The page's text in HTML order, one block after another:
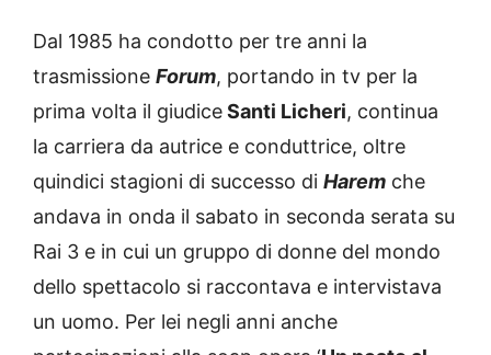
Dal 1985 ha condotto per tre anni la
trasmissione Forum, portando in tv per la
prima volta il giudiceSanti Licheri, continua
la carriera da autrice e conduttrice, oltre
quindici stagioni di successo di Harem che
andava in onda il sabato in seconda serata su
Rai 3 e in cui un gruppo di donne del mondo
dello spettacolo si raccontava e intervistava
un uomo. Per lei negli anni anche